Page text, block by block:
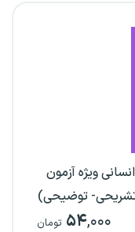
ویژه آزمون
تشریحی- توضیحی)
۵۴,۰۰۰ تومان